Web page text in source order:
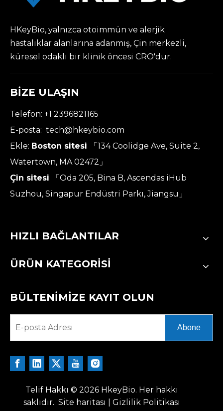
HKeyBio, yalnızca otoimmün ve alerjik
hastalıklar alanlarına adanmış, Çin merkezli,
küresel odaklı bir klinik öncesi CRO'dur.
BİZE ULAŞIN
Telefon: +1 2396821165
E-posta: tech@hkeybio.com
Ekle: Boston sitesi
「134 Coolidge Ave, Suite 2,
Watertown, MA 02472」
Çin sitesi
「Oda 205, Bina B, Ascendas iHub
Suzhou, Singapur Endüstri Parkı, Jiangsu」
HIZLI BAĞLANTILAR
ÜRÜN KATEGORİSİ
BÜLTENİMİZE KAYIT OLUN
Abone
Telif Hakkı © 2026HkeyBio. Her hakkı
saklıdır. Site haritası Gizlilik Politikası